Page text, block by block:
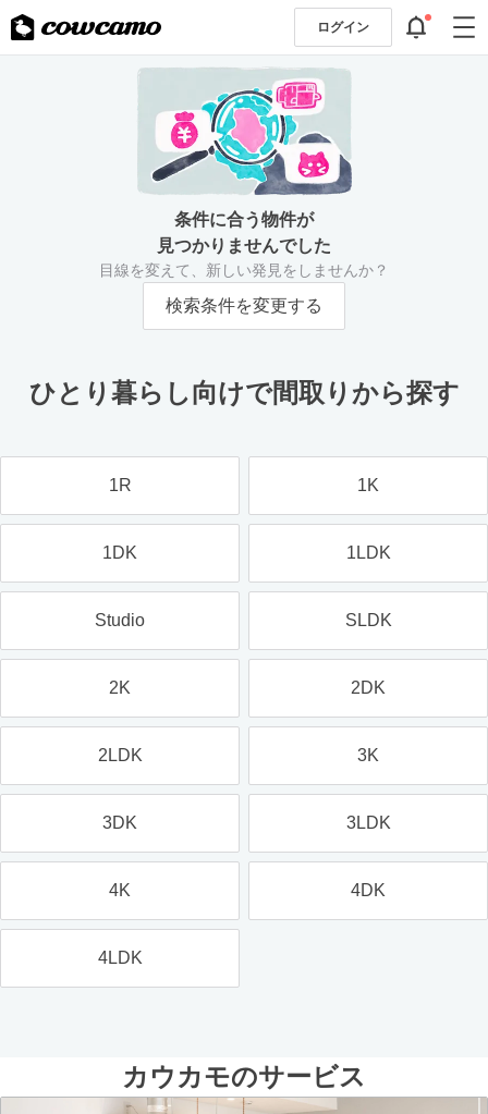
ログイン
条件に合う物件が
見つかりませんでした
目線を変えて、新しい発見をしませんか？
検索条件を変更する
ひとり暮らし向けで間取りから探す
1R 1K
1DK 1LDK
Studio SLDK
2K 2DK
2LDK 3K
3DK 3LDK
4K 4DK
4LDK
カウカモのサービス